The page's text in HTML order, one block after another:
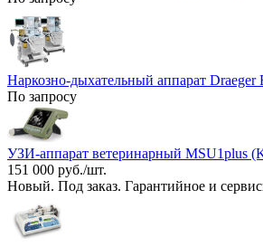
Наркозно-дыхательный аппарат Draeger
По запросу
УЗИ-аппарат ветеринарный MSU1plus
151 000 руб./шт.
Новый. Под заказ. Гарантийное и